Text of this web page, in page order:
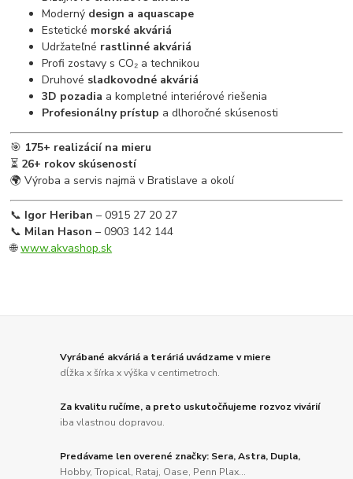
Moderný design a aquascape
Estetické morské akváriá
Udržateľné rastlinné akváriá
Profi zostavy s CO₂ a technikou
Druhové sladkovodné akváriá
3D pozadia a kompletné interiérové riešenia
Profesionálny prístup a dlhoročné skúsenosti
🎯 175+ realizácií na mieru
⏳ 26+ rokov skúseností
🌍 Výroba a servis najmä v Bratislave a okolí
📞 Igor Heriban – 0915 27 20 27
📞 Milan Hason – 0903 142 144
🌐www.akvashop.sk
Vyrábané akváriá a teráriá uvádzame v miere
dĺžka x šírka x výška v centimetroch.
Za kvalitu ručíme, a preto uskutočňujeme rozvoz vivárií
iba vlastnou dopravou.
Predávame len overené značky: Sera, Astra, Dupla,
Hobby, Tropical, Rataj, Oase, Penn Plax...